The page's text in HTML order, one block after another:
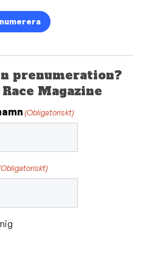
prenumeration?
Magazine
(Obligatoriskt)